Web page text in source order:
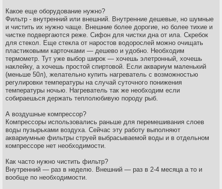
Какое еще оборудование нужно?
Фильтр - внутренний или внешний. Внутренние дешевые, но шумные
и чистить их нужно чаще. Внешние более дорогие, но более тихие и
чистке подвергаются реже. Сифон для чистки дна от ила. Скребок
для стекол. Еще стекла от наростов водорослей можно очищать
пластиковыми карточками — дешево и удобно. Необходим
термометр. Тут уже выбор широк — хочешь элетронный, хочешь
наклейку, а хочешь простой спиртовой. Если аквариум маленький
(меньше 50л), желательно купить нагреватель с возможностью
регулировки температуры на случай суточного понижения
температуры ночью. Нагреватель так же необходим если
собираешься держать теплолюбивую породу рыб.
А воздушные компрессор?
Компрессоры использовались раньше для перемешивания слоев
воды пузырьками воздуха. Сейчас эту работу выполняют
аквариумные фильтры струей выбрасываемой воды и в отдельном
компрессоре нет необходимости.
Как часто нужно чистить фильтр?
Внутренний — раз в неделю. Внешний — раз в 2-4 месяца а то и
вообще по необходимости.